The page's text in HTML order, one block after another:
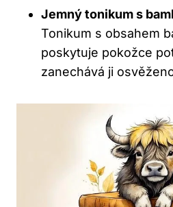
Jemný tonikum s
Tonikum s obsahem
poskytuje pokožce
zanechává ji